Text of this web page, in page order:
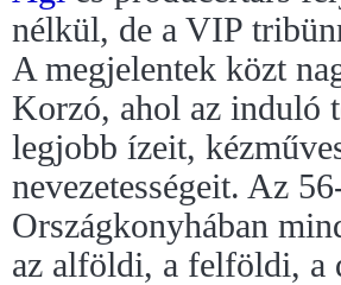
nélkül, de a VIP
A megjelentek közt
Korzó, ahol az induló
legjobb ízeit,
nevezetességeit. Az
Országkonyhában
az alföldi, a felföldi, a